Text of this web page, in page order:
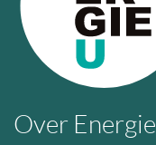
Over